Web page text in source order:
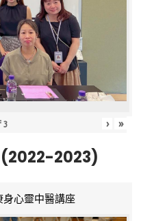
3 › »
(2022-2023)
身心靈中醫講座